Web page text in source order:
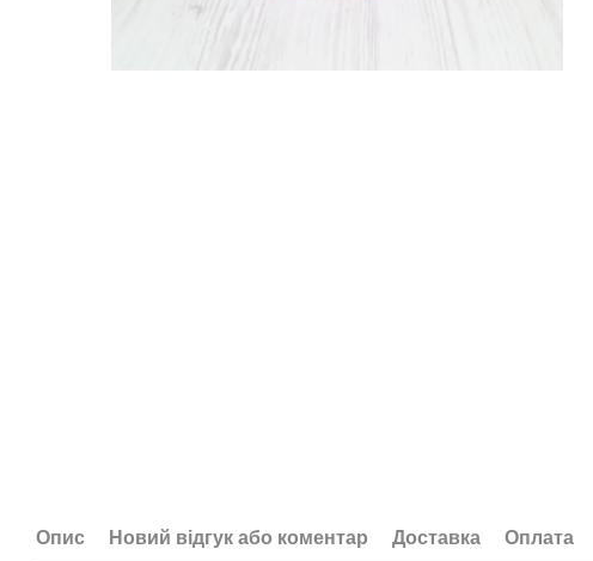
Опис Новий відгук або коментар Доставка Оплата